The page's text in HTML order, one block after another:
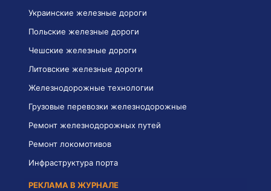
Украинские железные дороги
Польские железные дороги
Чешские железные дороги
Литовские железные дороги
Железнодорожные технологии
Грузовые перевозки железнодорожные
Ремонт железнодорожных путей
Ремонт локомотивов
Инфраструктура порта
РЕКЛАМА В ЖУРНАЛЕ